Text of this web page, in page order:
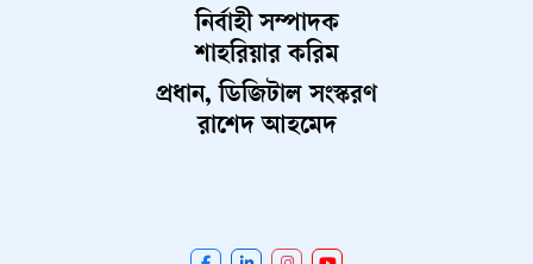
নির্বাহী সম্পাদক
শাহরিয়ার করিম
প্রধান, ডিজিটাল সংস্করণ
রাশেদ আহমেদ